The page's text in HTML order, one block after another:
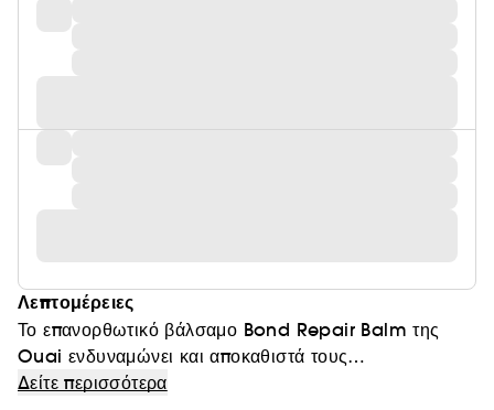
Λεπτομέρειες
Το επανορθωτικό βάλσαμο Bond Repair Balm της
Ouai ενδυναμώνει και αποκαθιστά τους
κατεστραμμένους δεσμούς της τρίχας σε 3 λεπτά στο
Δείτε περισσότερα